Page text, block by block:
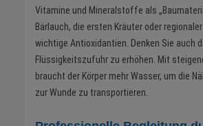
Vitamine und Mineralstoffe als
Bärlauch, die ersten Kräuter oder
wichtige Antioxidantien. Denken Sie auch
Flüssigkeitszufuhr zu erhöhen. Mit
braucht der Körper mehr Wasser, um die
zur Wunde zu transportieren.